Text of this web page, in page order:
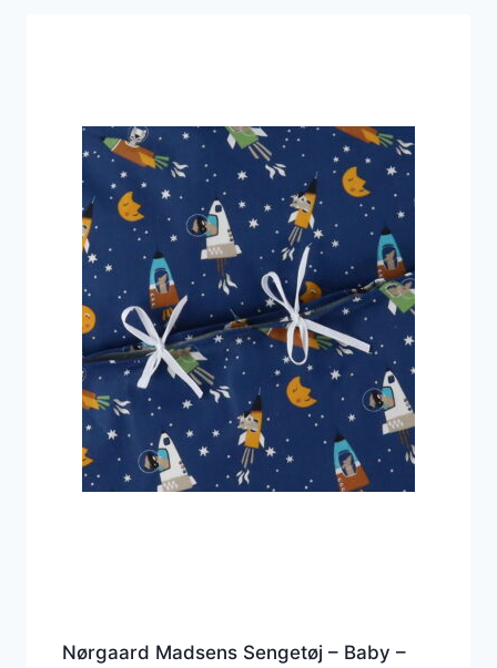
Nørgaard Madsens Sengetøj – Baby –